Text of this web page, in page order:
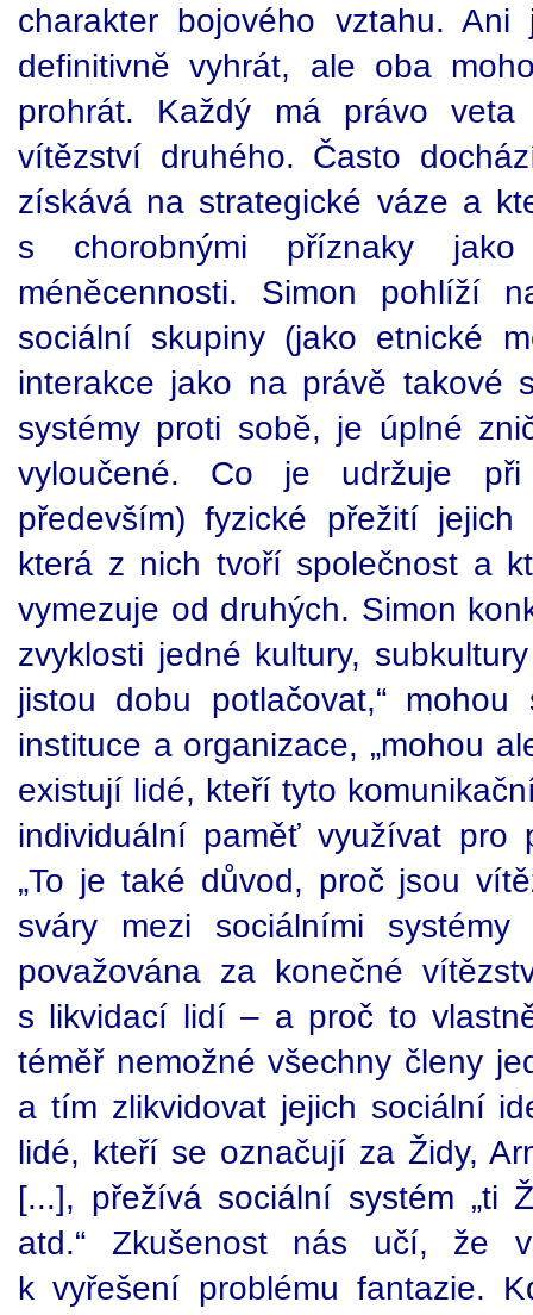
charakter bojového vztahu.
definitivně vyhrát, ale oba
prohrát. Každý má právo veta
vítězství druhého. Často
získává na strategické váze a
s chorobnými příznaky
méněcennosti. Simon pohlíží
sociální skupiny (jako etnické
interakce jako na právě takové
systémy proti sobě, je úplné
vyloučené. Co je udržuje
především) fyzické přežití
která z nich tvoří společnost a
vymezuje od druhých. Simon
zvyklosti jedné kultury,
jistou dobu potlačovat,“
instituce a organizace, „mohou
existují lidé, kteří tyto
individuální paměť využívat pro
„To je také důvod, proč jsou
sváry mezi sociálními
považována za konečné
s likvidací lidí – a proč to
téměř nemožné všechny členy
a tím zlikvidovat jejich sociální
lidé, kteří se označují za Židy,
[...], přežívá sociální systém „ti
atd.“ Zkušenost nás učí, že
k vyřešení problému fantazie.